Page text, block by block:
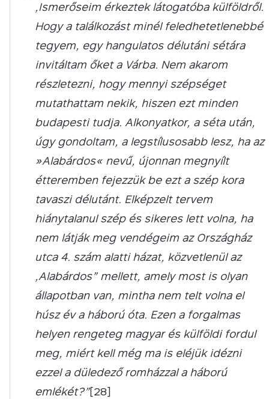
„Ismerőseim érkeztek látogatóba külföldről.
Hogy a találkozást minél feledhetetlenebbé
tegyem, egy hangulatos délutáni sétára
invitáltam őket a Várba. Nem akarom
részletezni, hogy mennyi szépséget
mutathattam nekik, hiszen ezt minden
budapesti tudja. Alkonyatkor, a séta után,
úgy gondoltam, a legstílusosabb lesz, ha az
»Alabárdos« nevű, újonnan megnyílt
étteremben fejezzük be ezt a szép kora
tavaszi délutánt. Elképzelt tervem
hiánytalanul szép és sikeres lett volna, ha
nem látják meg vendégeim az Országház
utca 4. szám alatti házat, közvetlenül az
„Alabárdos” mellett, amely most is olyan
állapotban van, mintha nem telt volna el
húsz év a háború óta. Ezen a forgalmas
helyen rengeteg magyar és külföldi fordul
meg, miért kell még ma is eléjük idézni
ezzel a düledező romházzal a háború
emlékét?”[28]